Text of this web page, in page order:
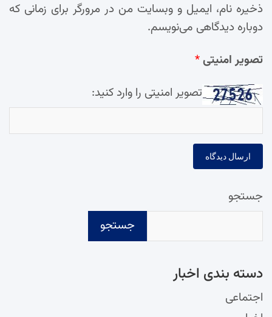
ذخیره نام، ایمیل و وبسایت من در مرورگر برای زمانی که
دوباره دیدگاهی می‌نویسم.
تصویر امنیتی*
تصویر امنیتی را وارد کنید:
جستجو
جستجو
دسته‌ بندی اخبار
اجتماعی